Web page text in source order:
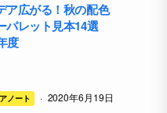
ア広がる！秋の配色
パレット見本14選
度
ノート · 2020年6月19日